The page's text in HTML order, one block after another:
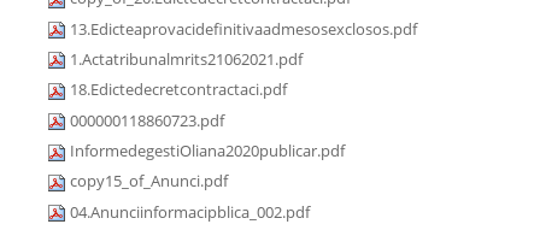
13.Edicteaprovacidefinitivaadmesosexclosos.pdf
1.Actatribunalmrits21062021.pdf
18.Edictedecretcontractaci.pdf
000000118860723.pdf
InformedegestiOliana2020publicar.pdf
copy15_of_Anunci.pdf
04.Anunciinformacipblica_002.pdf